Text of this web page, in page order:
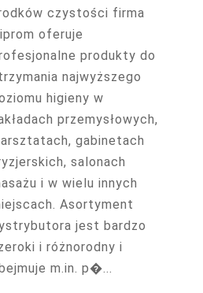
czystości firma
oferuje
produkty do
najwyższego
higieny w
przemysłowych,
gabinetach
salonach
i w wielu innych
Asortyment
jest bardzo
i różnorodny i
m.in. p�...